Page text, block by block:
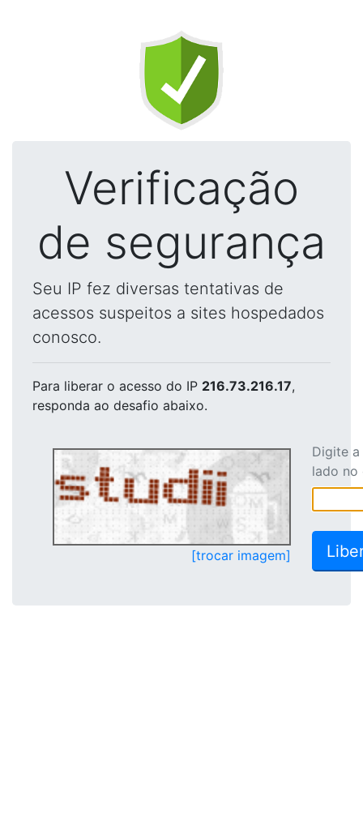
Verificação
de segurança
Seu IP fez diversas tentativas de
acessos suspeitos a sites hospedados
conosco.
Para liberar o acesso do IP 216.73.216.17,
responda ao desafio abaixo.
[trocar imagem]
Digite
lado no